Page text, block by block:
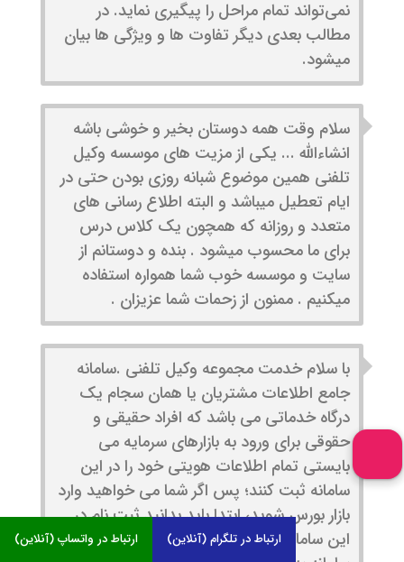
نمی‌تواند تمام مراحل را پیگیری نماید. در
مطالب بعدی دیگر تفاوت ها و ویژگی ها بیان
میشود.
سلام وقت همه دوستان بخیر و خوشی باشه
انشاءالله ... یکی از مزیت های موسسه وکیل
تلفنی همین موضوع شبانه روزی بودن حتی در
ایام تعطیل میباشد و البته اطلاع رسانی های
متعدد و روزانه که همچون یک کلاس درس
برای ما محسوب میشود . بنده و دوستانم از
سایت و موسسه خوب شما همواره استفاده
میکنیم . ممنون از زحمات شما عزیزان .
با سلام خدمت مجموعه وکیل تلفنی .سامانه
جامع اطلاعات مشتریان یا همان سجام یک
درگاه خدماتی می باشد که افراد حقیقی و
حقوقی برای ورود به بازارهای سرمایه می
بایستی تمام اطلاعات هویتی خود را در این
سامانه ثبت کنند؛ پس اگر شما می خواهید وارد
بازار بورس شوید، ابتدا باید بدانید ثبت نام در
این سامانه الزامی می باشد. با ثبت نام در این
ارتباط در واتساپ (آنلاین) ارتباط در تلگرام (آنلاین)